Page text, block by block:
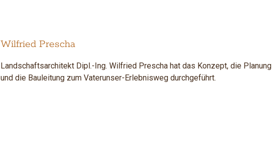
Wilfried Prescha
Landschaftsarchitekt Dipl.-Ing. Wilfried Prescha hat das Konzept, die Planung
und die Bauleitung zum Vaterunser-Erlebnisweg durchgeführt.